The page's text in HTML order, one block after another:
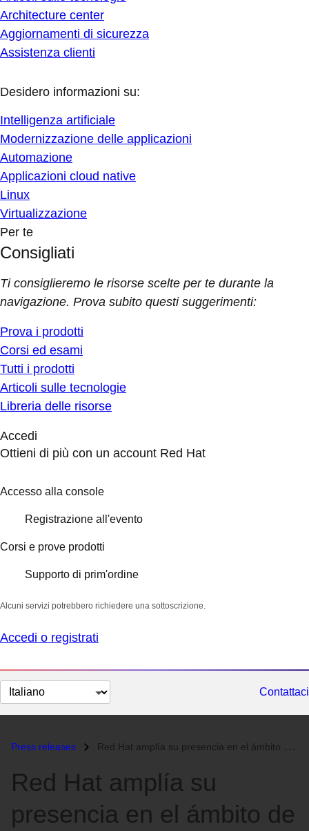
Architecture center
Aggiornamenti di sicurezza
Assistenza clienti
Desidero informazioni su:
Intelligenza artificiale
Modernizzazione delle applicazioni
Automazione
Applicazioni cloud native
Linux
Virtualizzazione
Per te
Consigliati
Ti consiglieremo le risorse scelte per te durante la
navigazione. Prova subito questi suggerimenti:
Prova i prodotti
Corsi ed esami
Tutti i prodotti
Articoli sulle tecnologie
Libreria delle risorse
Accedi
Ottieni di più con un account Red Hat
Accesso alla console
Registrazione all'evento
Corsi e prove prodotti
Supporto di prim'ordine
Alcuni servizi potrebbero richiedere una sottoscrizione.
Accedi o registrati
Cambia
lingua
Contattaci
Press releases Red Hat amplía su presencia en el ámbito de las Telecomunicaciones...
Red Hat amplía su
presencia en el ámbito de